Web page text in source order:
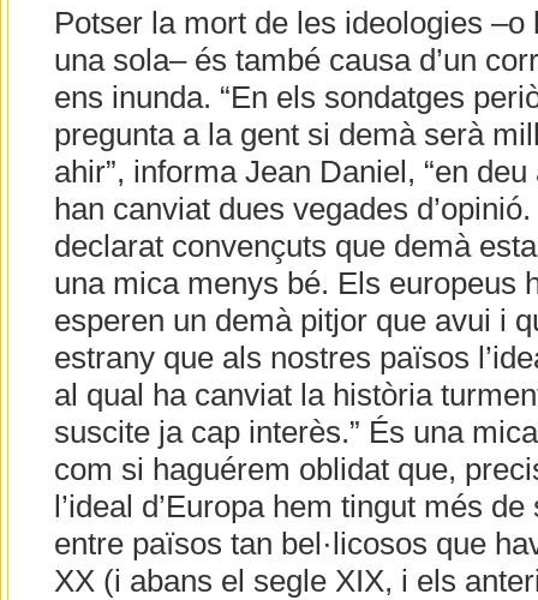
Potser la mort de les ideologies –o
una sola– és també causa d’un
ens inunda. “En els sondatges
pregunta a la gent si demà serà
ahir”, informa Jean Daniel, “en
han canviat dues vegades
declarat convençuts que demà
una mica menys bé. Els europeus
esperen un demà pitjor que avui i
estrany que als nostres països
al qual ha canviat la història
suscite ja cap interès.” És una
com si haguérem oblidat que,
l’ideal d’Europa hem tingut més
entre països tan bel·licosos que
XX (i abans el segle XIX, i els